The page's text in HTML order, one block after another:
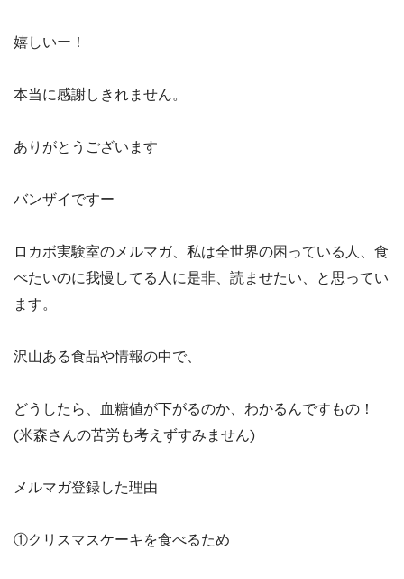
嬉しいー！
本当に感謝しきれません。
ありがとうございます
バンザイですー
ロカボ実験室のメルマガ、私は全世界の困っている人、食
べたいのに我慢してる人に是非、読ませたい、と思ってい
ます。
沢山ある食品や情報の中で、
どうしたら、血糖値が下がるのか、わかるんですもの！
(米森さんの苦労も考えずすみません)
メルマガ登録した理由
①クリスマスケーキを食べるため